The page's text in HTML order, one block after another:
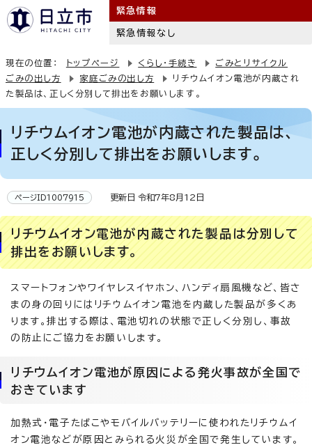
緊急情報
緊急情報なし
現在の位置： トップページ くらし・手続き
ごみとリサイクル
ごみの出し方
家庭ごみの出し方
リチウムイオン電池が内蔵され
た製品は、正しく分別して排出をお願いします。
リチウムイオン電池が内蔵された製品は、
正しく分別して排出をお願いします。
ページID1007915 更新日 令和7年8月12日
リチウムイオン電池が内蔵された製品は分別して
排出をお願いします。
スマートフォンやワイヤレスイヤホン、ハンディ扇風機など、皆さ
まの身の回りにはリチウムイオン電池を内蔵した製品が多くあ
ります。排出する際は、電池切れの状態で正しく分別し、事故
の防止にご協力をお願いします。
リチウムイオン電池が原因による発火事故が全国で
おきています
加熱式・電子たばこやモバイルバッテリーに使われたリチウムイ
オン電池などが原因とみられる火災が全国で発生しています。